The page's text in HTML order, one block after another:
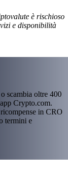
è rischioso
e disponibilità
scambia oltre 400
Crypto.com.
in CRO
termini e